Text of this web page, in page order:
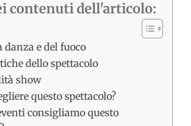
contenuti dell'articolo:
danza e del fuoco
dello spettacolo
show
questo spettacolo?
consigliamo questo